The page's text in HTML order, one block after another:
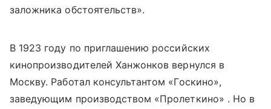
заложника обстоятельств».
В 1923 году по приглашению российских
кинопроизводителей Ханжонков вернулся в
Москву. Работал консультантом «Госкино»,
заведующим производством «Пролеткино» . Но в